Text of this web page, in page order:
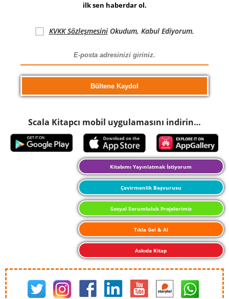
ilk sen haberdar ol.
KVKK SözleşmesiniOkudum, Kabul Ediyorum.
Scala Kitapcı mobil uygulamasını indirin…
Kitabımı Yayınlatmak İstiyorum
Çevirmenlik Başvurusu
Sosyal Sorumluluk Projelerimiz
Tıkla Gel & Al
Askıda Kitap